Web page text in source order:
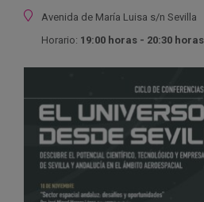
Ubicación
Avenida de María Luisa s/n Sevilla
Horario: 19:00 horas - 20:30 horas